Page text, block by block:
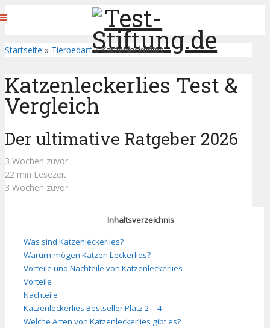
Startseite » Tierbedarf»Katzenleckerlies
Katzenleckerlies Test &
Vergleich
Der ultimative Ratgeber 2026
3 Wochen zuvor
22 min Lesezeit
3 Wochen zuvor
Inhaltsverzeichnis
Was sind Katzenleckerlies?
Warum mögen Katzen Leckerlies?
Vorteile und Nachteile von Katzenleckerlies
Vorteile
Nachteile
Katzenleckerlies Bestseller Platz 2 – 4
Welche Arten von Katzenleckerlies gibt es?